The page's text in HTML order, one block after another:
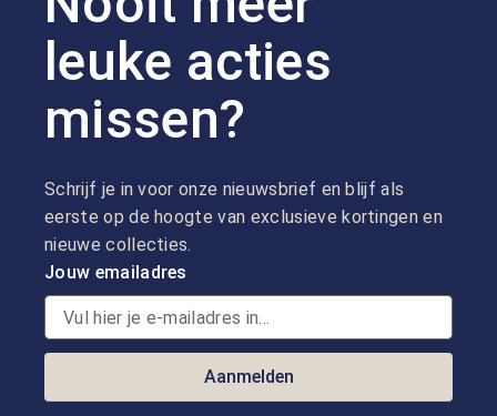
leuke acties
missen?
Schrijf je in voor onze nieuwsbrief en blijf als
eerste op de hoogte van exclusieve kortingen en
nieuwe collecties.
Jouw emailadres
Aanmelden